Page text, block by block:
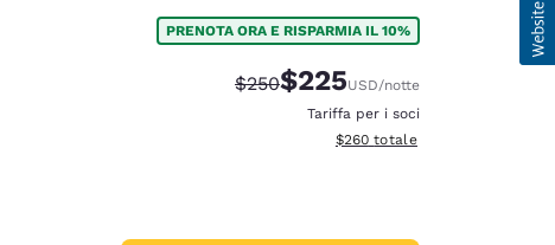
PRENOTA ORA E RISPARMIA IL 10%
Tariffa di barratura:
$250Tariffa scontata:
$225USD/notte
Tariffa per i soci
Visualizza i dettagli totali
$260 totale